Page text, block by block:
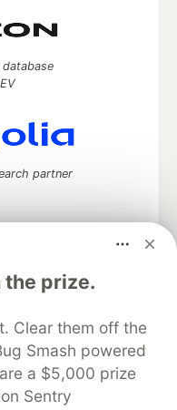
the prize.
Clear them off the
Smash powered
a $5,000 prize
Sentry
partner
and keep up software
software career
Advertise on DEV
About
Contact
DEV Shop
MLH
Terms of Use